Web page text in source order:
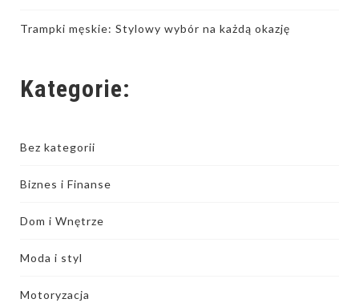
Trampki męskie: Stylowy wybór na każdą okazję
Kategorie:
Bez kategorii
Biznes i Finanse
Dom i Wnętrze
Moda i styl
Motoryzacja